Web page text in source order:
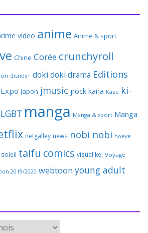
video anime Anime & sport
Chine Corée crunchyroll
disney+ doki doki drama Editions
Japon jmusic jrock kana Kaze ki-
LGBT manga Manga & sport Manga
netgalley news nobi nobi noeve
soleil taifu comics visual kei Voyage
2019/2020 webtoon young adult